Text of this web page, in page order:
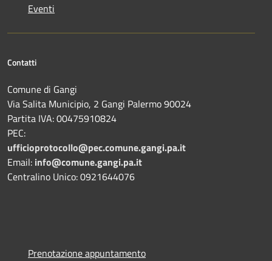
Eventi
Contatti
Comune di Gangi
Via Salita Municipio, 2 Gangi Palermo 90024
Partita IVA: 00475910824
PEC:
ufficioprotocollo@pec.comune.gangi.pa.it
Email: info@comune.gangi.pa.it
Centralino Unico: 0921644076
Prenotazione appuntamento